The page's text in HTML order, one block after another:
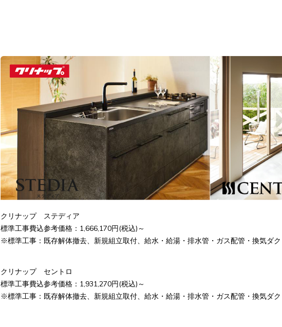
クリナップ ステディア
標準工事費込参考価格：1,666,170円(税込)～
※標準工事：既存解体撤去、新規組立取付、給水・給湯・排水管・ガス配管・換気ダ
クリナップ セントロ
標準工事費込参考価格：1,931,270円(税込)～
※標準工事：既存解体撤去、新規組立取付、給水・給湯・排水管・ガス配管・換気ダ